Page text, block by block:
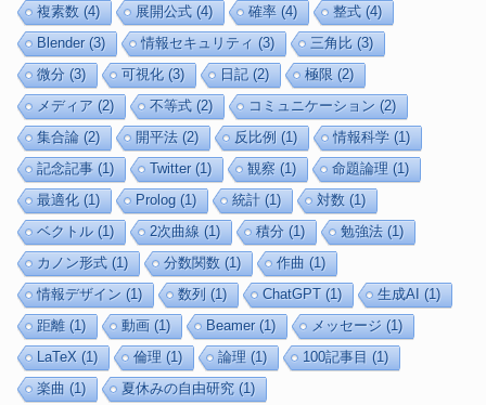
複素数 (4) 展開公式 (4) 確率 (4) 整式 (4)
Blender(3) 情報セキュリティ (3) 三角比 (3)
微分 (3) 可視化 (3) 日記 (2) 極限 (2)
メディア (2) 不等式 (2) コミュニケーション (2)
集合論 (2) 開平法 (2) 反比例 (1) 情報科学 (1)
記念記事 (1) Twitter(1) 観察 (1) 命題論理 (1)
最適化 (1) Prolog (1) 統計 (1) 対数 (1)
ベクトル (1) 2次曲線 (1) 積分 (1) 勉強法 (1)
カノン形式 (1) 分数関数 (1) 作曲 (1)
情報デザイン (1) 数列 (1) ChatGPT(1) 生成AI (1)
距離 (1) 動画(1) Beamer(1) メッセージ (1)
LaTeX (1) 倫理 (1) 論理 (1) 100記事目 (1)
楽曲 (1) 夏休みの自由研究 (1)